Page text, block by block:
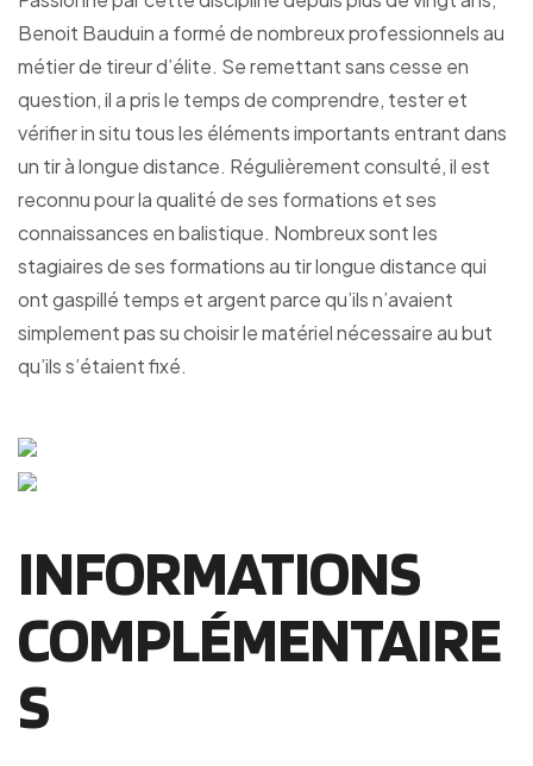
Benoit Bauduin a formé de nombreux professionnels au
métier de tireur d’élite. Se remettant sans cesse en
question, il a pris le temps de comprendre, tester et
vérifier in situ tous les éléments importants entrant dans
un tir à longue distance. Régulièrement consulté, il est
reconnu pour la qualité de ses formations et ses
connaissances en balistique. Nombreux sont les
stagiaires de ses formations au tir longue distance qui
ont gaspillé temps et argent parce qu’ils n’avaient
simplement pas su choisir le matériel nécessaire au but
qu’ils s’étaient fixé.
INFORMATIONS
COMPLÉMENTAIRE
S